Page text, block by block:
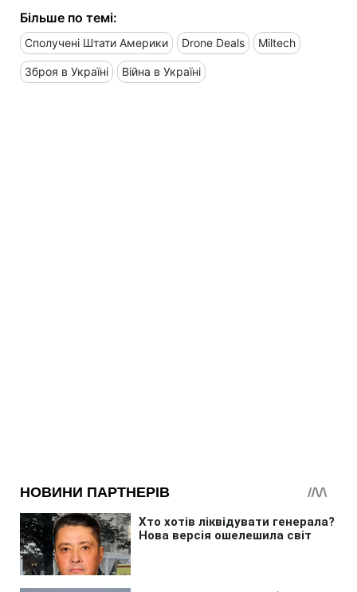
Більше по темі:
Сполучені Штати Америки Drone Deals Miltech
Зброя в Україні Війна в Україні